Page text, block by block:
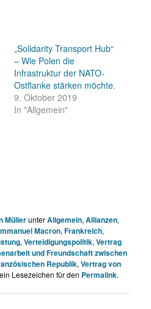
„Solidarity Transport Hub“
– Wie Polen die
Infrastruktur der NATO-
Ostflanke stärken möchte.
9. Oktober 2019
In "Allgemein"
MüllerunterAllgemein,Allianzen,
Macron,Frankreich,
,Verteidigungspolitik,Vertrag
und Freundschaft zwischen
Republik,Vertrag von
Lesezeichen für den Permalink.